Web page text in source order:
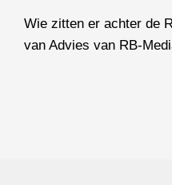
Wie zitten er achter de
van Advies van RB-
Wie zitten er achter de